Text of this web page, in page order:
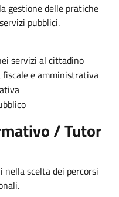
gestione delle pratiche
pubblici.
servizi al cittadino
fiscale e amministrativa
/ Tutor
nella scelta dei percorsi